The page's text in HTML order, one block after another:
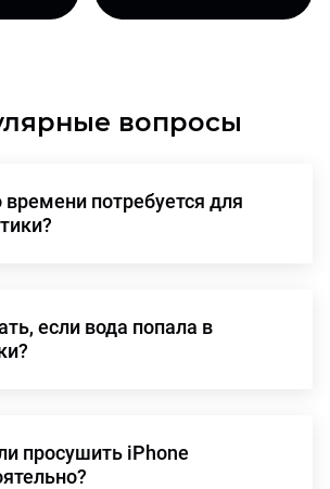
вопросы
времени потребуется для
если вода попала в
просушить iPhone